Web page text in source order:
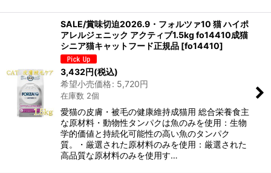
SALE/賞味切迫2026.9・フォルツァ10 猫 ハイポ
アレルジェニック アクティブ1.5kg fo14410成猫
シニア猫キャットフード正規品 [fo14410]
3,432円(税込)
希望小売価格: 5,720円
在庫数 2個
愛猫の皮膚・被毛の健康維持成猫用 総合栄養食主
な原材料・動物性タンパクは魚のみを使用：生物
学的価値と持続化可能性の高い魚のタンパク
質。・厳選された原材料のみを使用：厳選された
高品質な原材料のみを使用す…